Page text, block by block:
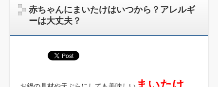
赤ちゃんにまいたけはいつから？アレルギ
ーは大丈夫？
まいたけ